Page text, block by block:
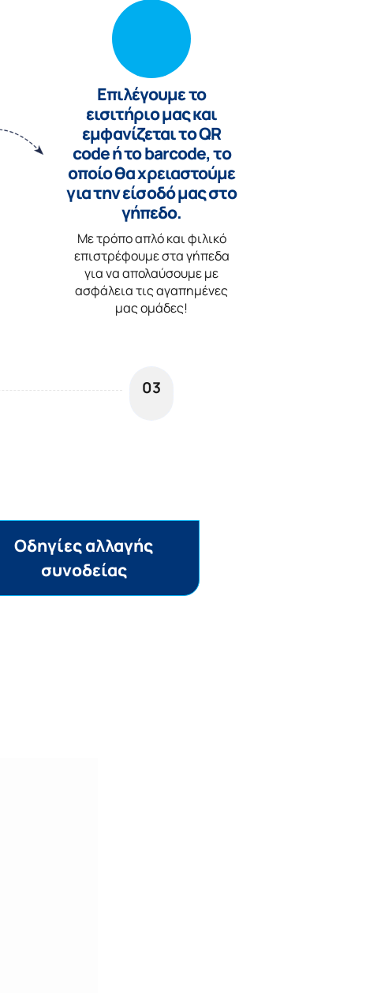
Επιλέγουμε το
εισιτήριο μας και
εμφανίζεται το QR
code ή το barcode, το
οποίο θα χρειαστούμε
για την είσοδό μας στο
γήπεδο.
Με τρόπο απλό και φιλικό
επιστρέφουμε στα γήπεδα
για να απολαύσουμε με
ασφάλεια τις αγαπημένες
μας ομάδες!
03
Oδηγίες αλλαγής
συνοδείας